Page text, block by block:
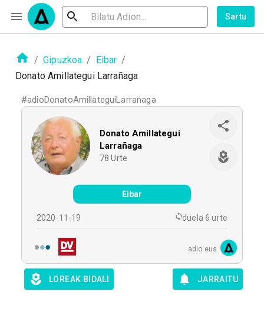
Sartu
/ Gipuzkoa / Eibar /
Donato Amillategui Larrañaga
#adioDonatoAmillateguiLarranaga
Donato Amillategui
Larrañaga
78 Urte
Eibar
2020-11-19 duela 6 urte
adio.eus
LOREAK BIDALI JARRAITU